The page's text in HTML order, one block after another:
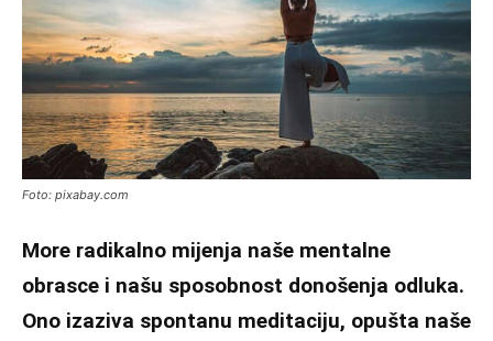
Foto: pixabay.com
More radikalno mijenja naše mentalne
obrasce i našu sposobnost donošenja odluka.
Ono izaziva spontanu meditaciju, opušta naše